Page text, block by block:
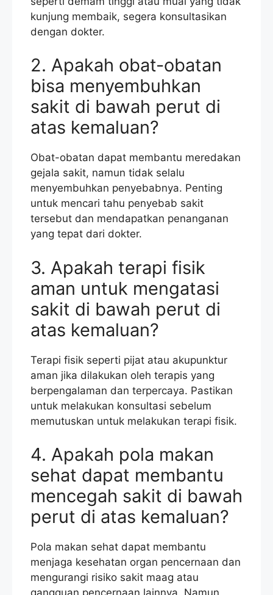
kunjung membaik, segera konsultasikan
dengan dokter.
2. Apakah obat-obatan
bisa menyembuhkan
sakit di bawah perut di
atas kemaluan?
Obat-obatan dapat membantu meredakan
gejala sakit, namun tidak selalu
menyembuhkan penyebabnya. Penting
untuk mencari tahu penyebab sakit
tersebut dan mendapatkan penanganan
yang tepat dari dokter.
3. Apakah terapi fisik
aman untuk mengatasi
sakit di bawah perut di
atas kemaluan?
Terapi fisik seperti pijat atau akupunktur
aman jika dilakukan oleh terapis yang
berpengalaman dan terpercaya. Pastikan
untuk melakukan konsultasi sebelum
memutuskan untuk melakukan terapi fisik.
4. Apakah pola makan
sehat dapat membantu
mencegah sakit di bawah
perut di atas kemaluan?
Pola makan sehat dapat membantu
menjaga kesehatan organ pencernaan dan
mengurangi risiko sakit maag atau